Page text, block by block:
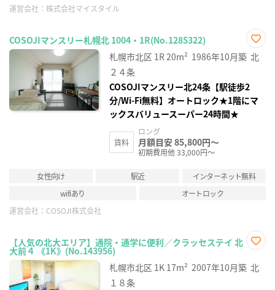
運営会社： 株式会社マイスタイル
COSOJIマンスリー札幌北 1004・1R(No.1285322)
お気
に入
札幌市北区 1R20m² 1986年10月築 北
２４条
COSOJIマンスリー北24条【駅徒歩2
分/Wi-Fi無料】オートロック★1階にマ
ックスバリュースーパー24時間★
賃料
ロング
月額目安 85,800円～
初期費用他 33,000円～
女性向け 駅近
インターネット無料
wifiあり
オートロック
運営会社： COSOJI株式会社
【人気の北大エリア】通院・通学に便利／クラッセステイ 北
大前４ 《1K》(No.143956)
に入
り登
札幌市北区 1K 17m² 2007年10月築 北
１８条